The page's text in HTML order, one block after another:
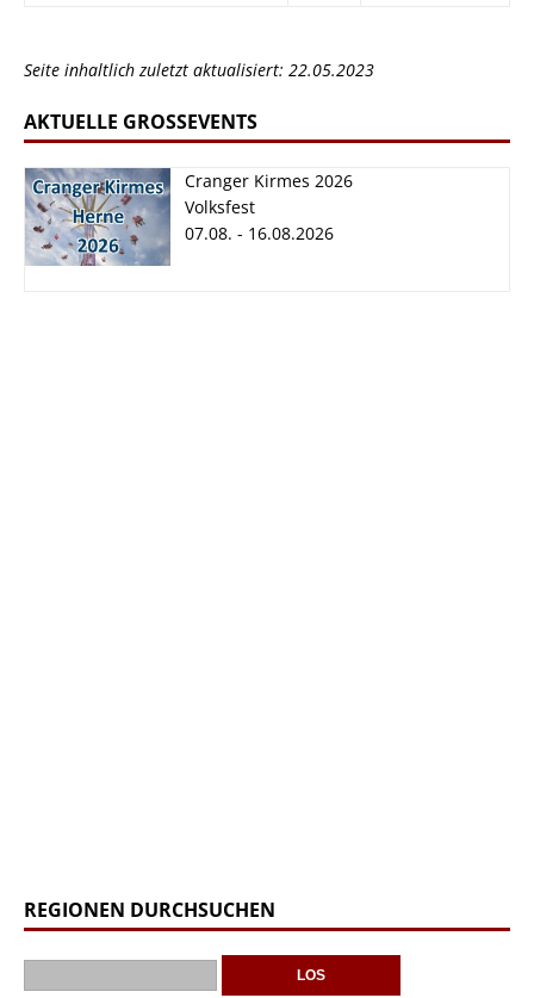
Seite inhaltlich zuletzt aktualisiert: 22.05.2023
AKTUELLE GROSSEVENTS
Cranger Kirmes 2026
Volksfest
07.08. - 16.08.2026
REGIONEN DURCHSUCHEN